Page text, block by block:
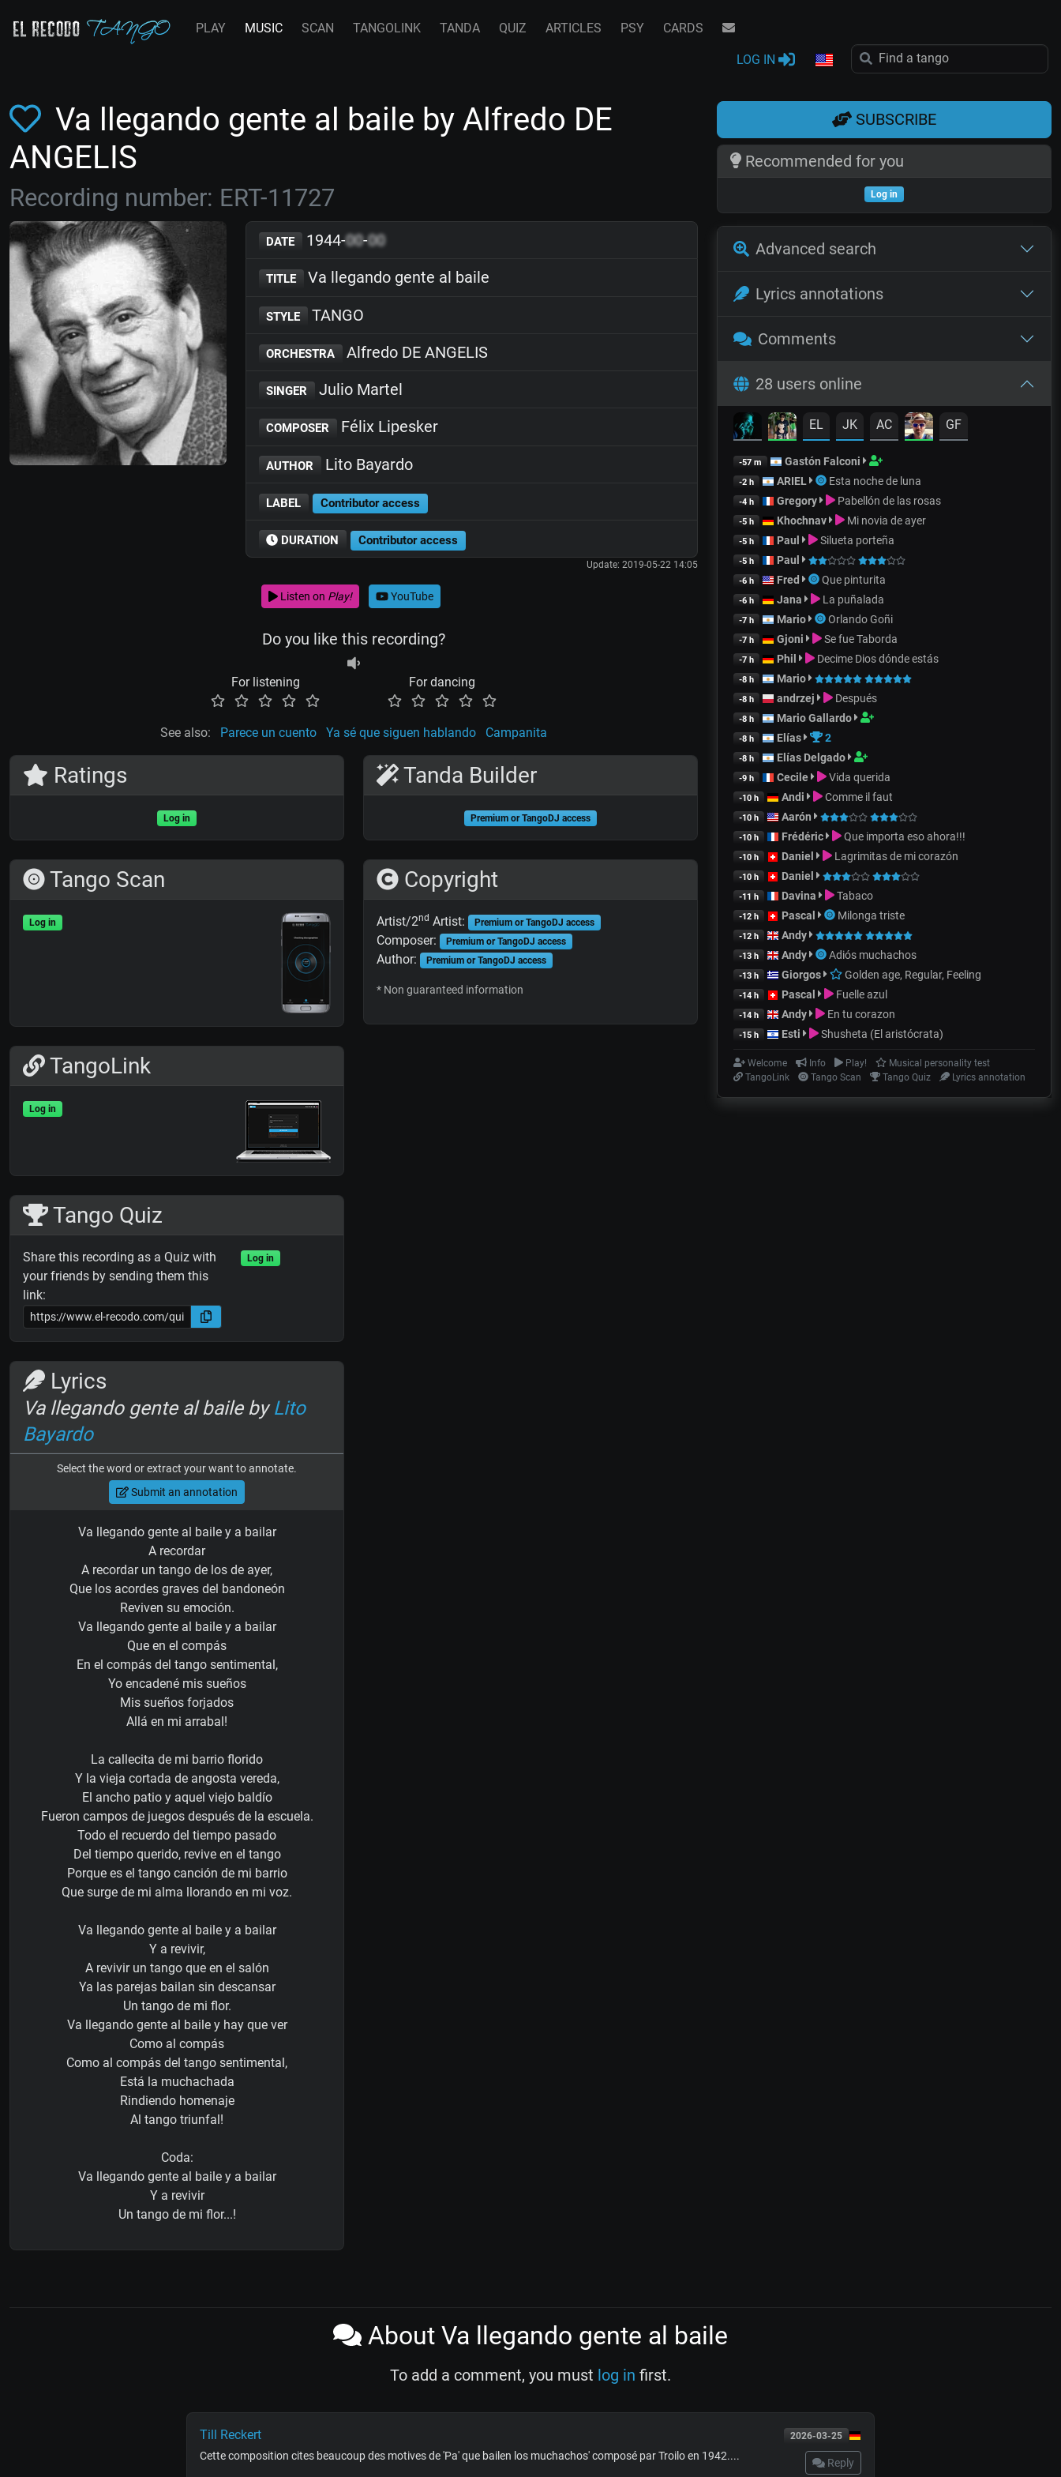
PLAY MUSIC SCAN TANGOLINK TANDA QUIZ ARTICLES PSY CARDS
LOG IN
Va llegando gente al baile by Alfredo DE
ANGELIS
Recording number: ERT-11727
DATE 1944-00-00
TITLE Va llegando gente al baile
STYLE TANGO
ORCHESTRA Alfredo DE ANGELIS
SINGER Julio Martel
COMPOSER Félix Lipesker
AUTHOR Lito Bayardo
LABEL Contributor access
DURATION Contributor access
Update: 2019-05-22 14:05
Listen on Play! YouTube
Do you like this recording?
For listening For dancing
See also: Parece un cuento Ya sé que siguen hablando Campanita
Ratings
Log in
Tango Scan
Log in
TangoLink
Log in
Tango Quiz
Share this recording as a Quiz with
your friends by sending them this
link:
Log in
Lyrics
Va llegando gente al baile byLito
Bayardo
Select the word or extract your want to annotate.
Submit an annotation
Va llegando gente al baile y a bailar
A recordar
A recordar un tango de los de ayer,
Que los acordes graves del bandoneón
Reviven su emoción.
Va llegando gente al baile y a bailar
Que en el compás
En el compás del tango sentimental,
Yo encadené mis sueños
Mis sueños forjados
Allá en mi arrabal!
La callecita de mi barrio florido
Y la vieja cortada de angosta vereda,
El ancho patio y aquel viejo baldío
Fueron campos de juegos después de la escuela.
Todo el recuerdo del tiempo pasado
Del tiempo querido, revive en el tango
Porque es el tango canción de mi barrio
Que surge de mi alma llorando en mi voz.
Va llegando gente al baile y a bailar
Y a revivir,
A revivir un tango que en el salón
Ya las parejas bailan sin descansar
Un tango de mi flor.
Va llegando gente al baile y hay que ver
Como al compás
Como al compás del tango sentimental,
Está la muchachada
Rindiendo homenaje
Al tango triunfal!
Coda:
Va llegando gente al baile y a bailar
Y a revivir
Un tango de mi flor...!
Tanda Builder
Premium or TangoDJ access
Copyright
Artist/2nd Artist: Premium or TangoDJ access
Composer: Premium or TangoDJ access
Author: Premium or TangoDJ access
* Non guaranteed information
SUBSCRIBE
Recommended for you
Log in
Advanced search
Lyrics annotations
Comments
28 users online
EL JK AC GF
-57 m Gastón Falconi
-2 h ARIEL Esta noche de luna
-4 h Gregory Pabellón de las rosas
-5 h Khochnav Mi novia de ayer
-5 h Paul Silueta porteña
-5 h Paul
-6 h Fred Que pinturita
-6 h Jana La puñalada
-7 h Mario Orlando Goñi
-7 h Gjoni Se fue Taborda
-7 h Phil Decime Dios dónde estás
-8 h Mario
-8 h andrzej Después
-8 h Mario Gallardo
-8 h Elías 2
-8 h Elías Delgado
-9 h Cecile Vida querida
-10 h Andi Comme il faut
-10 h Aarón
-10 h Frédéric Que importa eso ahora!!!
-10 h Daniel Lagrimitas de mi corazón
-10 h Daniel
-11 h Davina Tabaco
-12 h Pascal Milonga triste
-12 h Andy
-13 h Andy Adiós muchachos
-13 h Giorgos Golden age, Regular, Feeling
-14 h Pascal Fuelle azul
-14 h Andy En tu corazon
-15 h Esti Shusheta (El aristócrata)
Welcome Info Play!
Musical personality test
TangoLink
Tango Scan Tango Quiz Lyrics annotation
About Va llegando gente al baile
To add a comment, you must log in first.
2026-03-25
Till Reckert
Reply
Cette composition cites beaucoup des motives de 'Pa' que bailen los muchachos' composé par Troilo en 1942....